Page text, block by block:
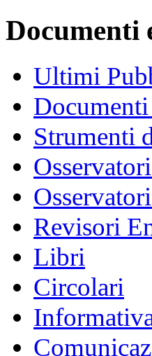
Documenti
Ultimi
Strumenti
Revisori
Libri
Circolari